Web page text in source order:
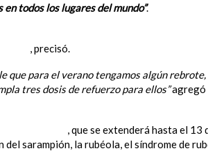
todos los lugares del mundo”.
, precisó.
que para el verano tengamos algún
tres dosis de refuerzo para ellos”agregó
, que se extenderá hasta el
del sarampión, la rubéola, el síndrome de